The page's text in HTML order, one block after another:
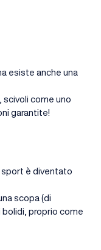
esiste anche una
scivoli come uno
garantite!
sport è diventato
scopa (di
bolidi, proprio come